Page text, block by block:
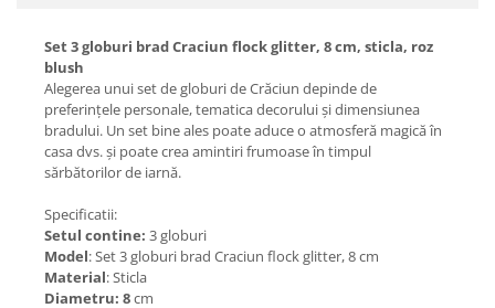
Set 3 globuri brad Craciun flock glitter, 8 cm, sticla, roz
blush
Alegerea unui set de globuri de Crăciun depinde de
preferințele personale, tematica decorului și dimensiunea
bradului. Un set bine ales poate aduce o atmosferă magică în
casa dvs. și poate crea amintiri frumoase în timpul
sărbătorilor de iarnă.
Specificatii:
Setul contine: 3 globuri
Model: Set 3 globuri brad Craciun flock glitter, 8 cm
Material: Sticla
Diametru: 8cm